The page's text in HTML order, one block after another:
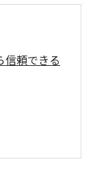
信頼できる
方法